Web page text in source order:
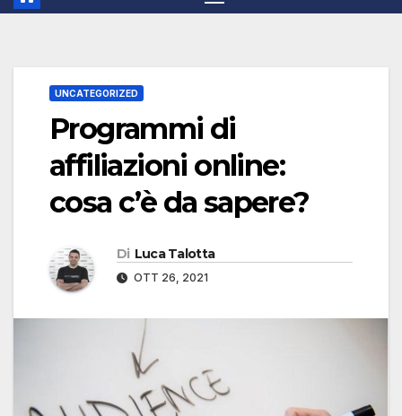
UNCATEGORIZED
Programmi di
affiliazioni online:
cosa c’è da sapere?
Di Luca Talotta
OTT 26, 2021